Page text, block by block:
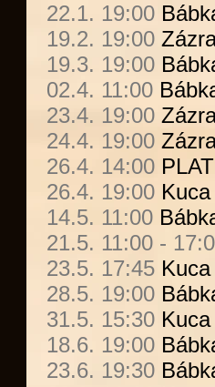
22.1. 19:00
19.2. 19:00
19.3. 19:00
02.4. 11:00
23.4. 19:00
24.4. 19:00
26.4. 14:00
26.4. 19:00
14.5. 11:00
21.5. 11:00 -
23.5. 17:45
28.5. 19:00
31.5. 15:30
18.6. 19:00
23.6. 19:30